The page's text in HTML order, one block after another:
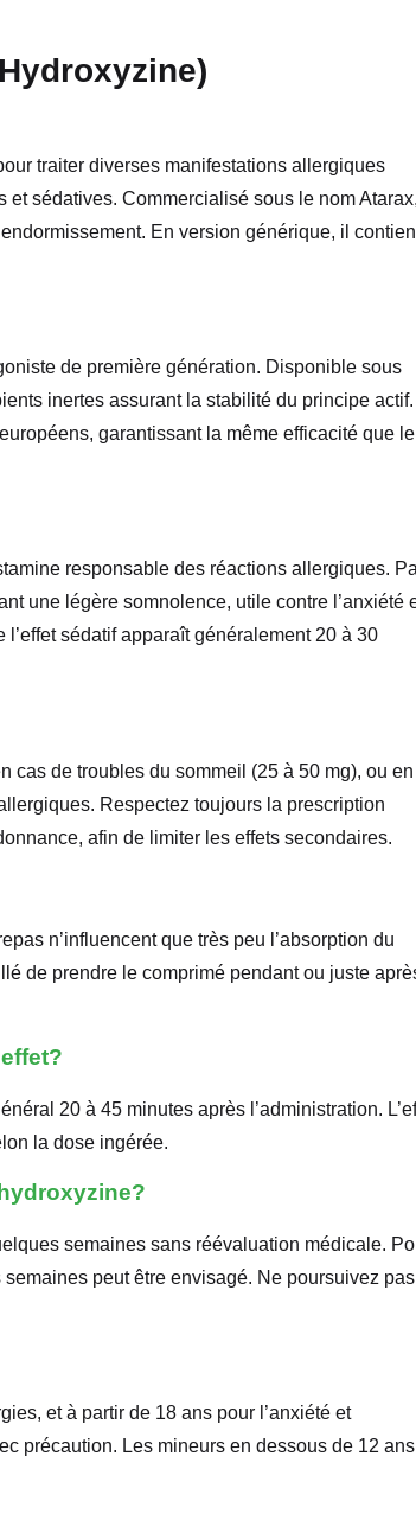
traiter diverses manifestations allergiques
sédatives. Commercialisé sous le nom
En version générique, il
de première génération. Disponible sous
inertes assurant la stabilité du principe actif.
garantissant la même efficacité que le
responsable des réactions allergiques.
une légère somnolence, utile contre l’anxiété
sédatif apparaît généralement 20 à 30
cas de troubles du sommeil (25 à 50 mg), ou en
Respectez toujours la prescription
afin de limiter les effets secondaires.
n’influencent que très peu l’absorption du
de prendre le comprimé pendant ou juste
20 à 45 minutes après l’administration.
la dose ingérée.
semaines sans réévaluation médicale.
peut être envisagé. Ne poursuivez pas
et à partir de 18 ans pour l’anxiété et
précaution. Les mineurs en dessous de 12 ans